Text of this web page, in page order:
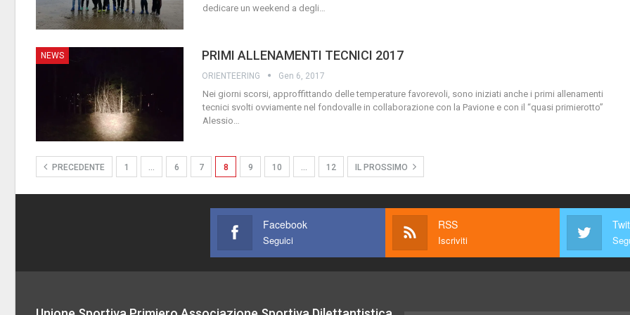
dedicare un weekend a degli…
NEWS PRIMI ALLENAMENTI TECNICI 2017
ORIENTEERING Gen 6, 2017
Nei giorni scorsi, approffittando delle temperature favorevoli, sono iniziati anche i primi allenamenti
tecnici svolti ovviamente nel fondovalle in collaborazione con la Pavione e con il “quasi primierotto”
Alessio
PRECEDENTE 1 … 6 7 8 9 10 … 12 IL PROSSIMO
Facebook
Seguici
RSS
Iscriviti